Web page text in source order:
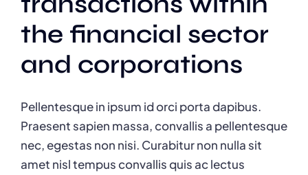
the financial sector
and corporations
Pellentesque in ipsum id orci porta dapibus.
Praesent sapien massa, convallis a pellentesque
nec, egestas non nisi. Curabitur non nulla sit
amet nisl tempus convallis quis ac lectus